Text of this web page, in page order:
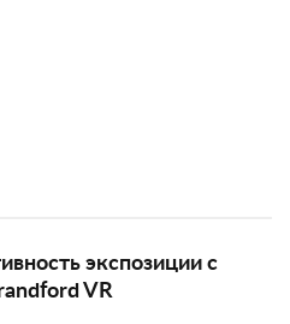
экспозиции с
VR